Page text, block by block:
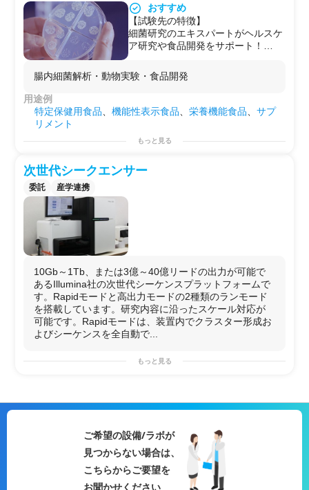
こと、エピジェネティクス情報を解
析可能であることなどが挙げられま
す。
【適応範囲】
れます。
・全長cDNAシークエンシング
し、スプライシングバリアントの異
なる発現遺伝子を一気にシークエン
分類・識別ができます。
クローニングなしで行うサンガーシ
ーケンスではシス/トランスのSNP
て異なりますので、まずはお問合せ
ください。
・環境（土壌、水）からの微生物の
単離・培養
・ぬか床からの微生物の単離・培養
・酒からの酵母の単離・培養
らの乳酸菌の分離・培養
分離した微生物のゲノム解析も実施
☆コラボメーカーのメリット☆
・抗菌・抗ウイルス試験・安全性試
可能
おすすめ
【試験先の特徴】
細菌研究のエキスパートがヘルスケ
ア研究や食品開発をサポート！
☆腸内細菌の解析
☆ゲノム解析
・自社製品の有効性を検証
・菌のスクリーニング
・動物実験
たい。
【新製品を開発したい】
・商品化に使用する、オリジナルの
菌を分離して、培養をする
・健康をキーワードにした商品を開
発する。
使って確かめたい。
・疾病モデルのマウスに有効成分を
☆コラボメーカーを通すメリット☆
・製品開発に伴う外注業務をまるっ
とサポート
・抗菌・抗ウイルス試験・安全性試
験・有効性試験などもまとめて受託
腸内細菌解析・動物実験・食品開発
用途例
特定保健用食品、機能性表示食品、栄養機能食品、サプ
リメント
もっと見る
次世代シークエンサー
委託 産学連携
10Gb～1Tb、または3億～40億リードの出力が可能で
あるIllumina社の次世代シーケンスプラットフォームで
す。Rapidモードと高出力モードの2種類のランモード
を搭載しています。研究内容に沿ったスケール対応が
可能です。Rapidモードは、装置内でクラスター形成お
よびシーケンスを全自動で...
もっと見る
ご希望の設備/ラボが
見つからない場合は、
こちらからご要望を
お聞かせください